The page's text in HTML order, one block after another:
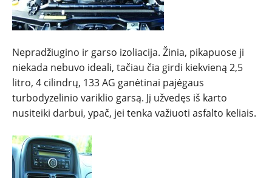
Nepradžiugino ir garso izoliacija. Žinia, pikapuose ji
niekada nebuvo ideali, tačiau čia girdi kiekvieną 2,5
litro, 4 cilindrų, 133 AG ganėtinai pajėgaus
turbodyzelinio variklio garsą. Jį užvedęs iš karto
nusiteiki darbui, ypač, jei tenka važiuoti asfalto keliais.